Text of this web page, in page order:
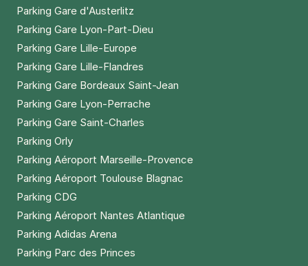
Parking Gare d'Austerlitz
Parking Gare Lyon-Part-Dieu
Parking Gare Lille-Europe
Parking Gare Lille-Flandres
Parking Gare Bordeaux Saint-Jean
Parking Gare Lyon-Perrache
Parking Gare Saint-Charles
Parking Orly
Parking Aéroport Marseille-Provence
Parking Aéroport Toulouse Blagnac
Parking CDG
Parking Aéroport Nantes Atlantique
Parking Adidas Arena
Parking Parc des Princes